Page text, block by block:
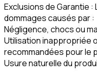
Exclusions de Garantie
dommages causés par :
Négligence, chocs ou
Utilisation inappropriée
recommandées pour le
Usure naturelle du